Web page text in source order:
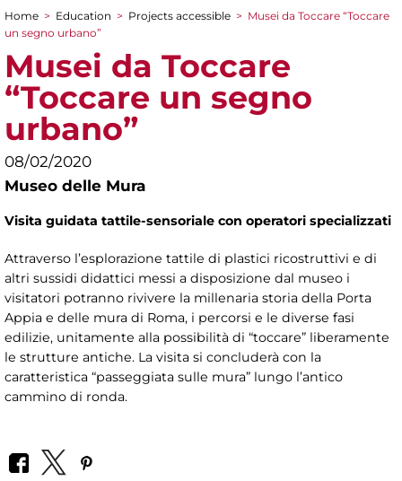
You are here
Home > Education > Projects accessible > Musei da Toccare “Toccare
un segno urbano”
Musei da Toccare
“Toccare un segno
urbano”
08/02/2020
Museo delle Mura
Visita guidata tattile-sensoriale con operatori specializzati
Attraverso l’esplorazione tattile di plastici ricostruttivi e di
altri sussidi didattici messi a disposizione dal museo i
visitatori potranno rivivere la millenaria storia della Porta
Appia e delle mura di Roma, i percorsi e le diverse fasi
edilizie, unitamente alla possibilità di “toccare” liberamente
le strutture antiche. La visita si concluderà con la
caratteristica “passeggiata sulle mura” lungo l’antico
cammino di ronda.